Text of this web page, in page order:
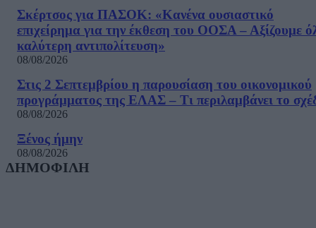
Σκέρτσος για ΠΑΣΟΚ: «Κανένα ουσιαστικό
επιχείρημα για την έκθεση του ΟΟΣΑ – Αξίζουμε
καλύτερη αντιπολίτευση»
08/08/2026
Στις 2 Σεπτεμβρίου η παρουσίαση του οικονομικού
προγράμματος της ΕΛΑΣ – Τι περιλαμβάνει το
08/08/2026
Ξένος ήμην
08/08/2026
ΔΗΜΟΦΙΛΗ